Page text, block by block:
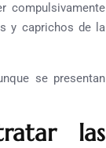
compulsivamente
y caprichos de la
se presentan
las